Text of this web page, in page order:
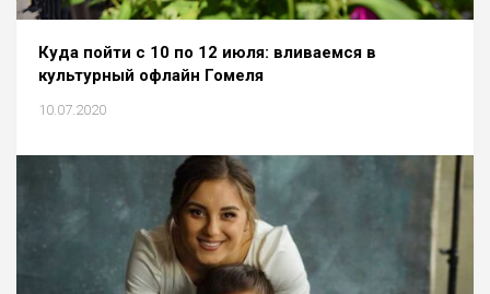
Куда пойти с 10 по 12 июля: вливаемся в
культурный офлайн Гомеля
10.07.2020